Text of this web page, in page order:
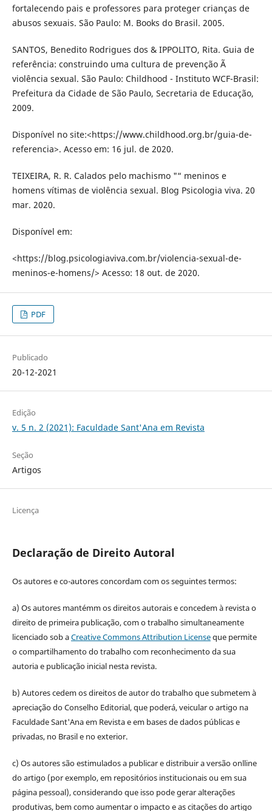
fortalecendo pais e professores para proteger crianças de
abusos sexuais. São Paulo: M. Books do Brasil. 2005.
SANTOS, Benedito Rodrigues dos & IPPOLITO, Rita. Guia de
referência: construindo uma cultura de prevenção Ã
violência sexual. São Paulo: Childhood - Instituto WCF-Brasil:
Prefeitura da Cidade de São Paulo, Secretaria de Educação,
2009.
Disponível no site:<https://www.childhood.org.br/guia-de-
referencia>. Acesso em: 16 jul. de 2020.
TEIXEIRA, R. R. Calados pelo machismo "“ meninos e
homens vítimas de violência sexual. Blog Psicologia viva. 20
mar. 2020.
Disponível em:
<https://blog.psicologiaviva.com.br/violencia-sexual-de-
meninos-e-homens/> Acesso: 18 out. de 2020.
PDF
Publicado
20-12-2021
Edição
v. 5 n. 2 (2021): Faculdade Sant'Ana em Revista
Seção
Artigos
Licença
Declaração de Direito Autoral
Os autores e co-autores concordam com os seguintes termos:
a) Os autores mantémm os direitos autorais e concedem à revista o
direito de primeira publicação, com o trabalho simultaneamente
licenciado sob aCreative Commons Attribution Licenseque permite
o compartilhamento do trabalho com reconhecimento da sua
autoria e publicação inicial nesta revista.
b) Autores cedem os direitos de autor do trabalho que submetem à
apreciação do Conselho Editorial, que poderá, veicular o artigo na
Faculdade Sant'Ana em Revista e em bases de dados públicas e
privadas, no Brasil e no exterior.
c) Os autores são estimulados a publicar e distribuir a versão onlline
do artigo (por exemplo, em repositórios institucionais ou em sua
página pessoal), considerando que isso pode gerar alterações
produtivas, bem como aumentar o impacto e as citações do artigo